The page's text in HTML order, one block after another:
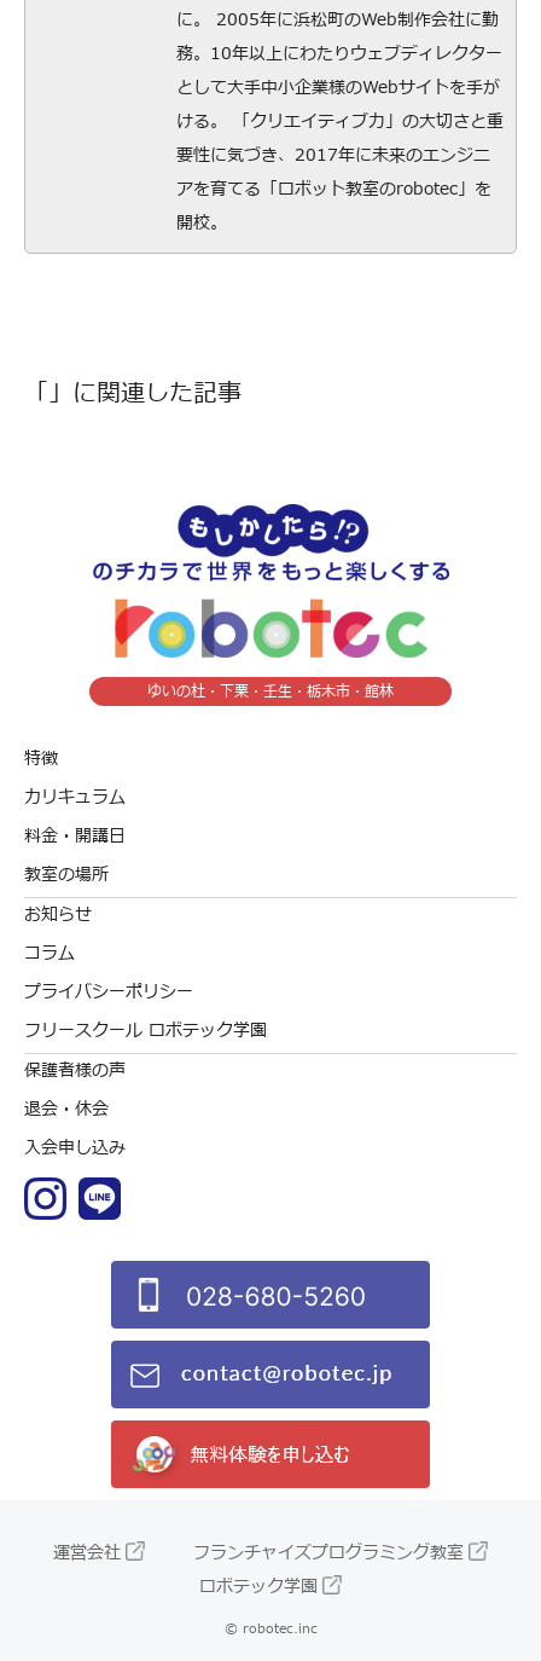
に。 2005年に浜松町のWeb制作会社に勤
務。10年以上にわたりウェブディレクター
として大手中小企業様のWebサイトを手が
ける。 「クリエイティブ力」の大切さと重
要性に気づき、2017年に未来のエンジニ
アを育てる「ロボット教室のrobotec」を
開校。
「」に関連した記事
ゆいの杜・下栗・壬生・栃木市・館林
特徴
カリキュラム
料金・開講日
教室の場所
お知らせ
コラム
プライバシーポリシー
フリースクール ロボテック学園
保護者様の声
退会・休会
入会申し込み
運営会社
フランチャイズプログラミング教室
ロボテック学園
© robotec.inc